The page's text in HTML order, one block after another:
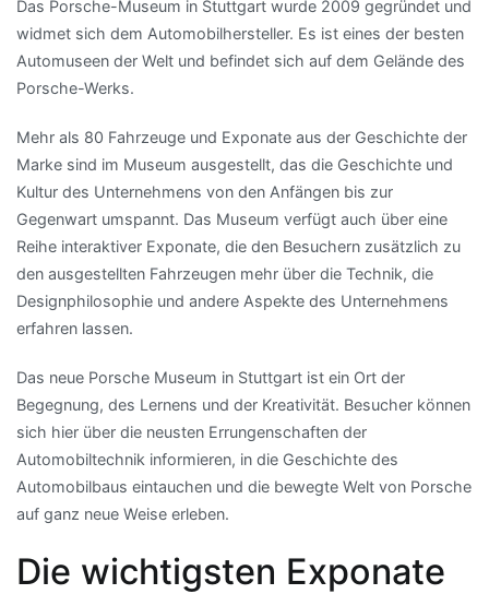
Das Porsche-Museum in Stuttgart wurde 2009 gegründet und
widmet sich dem Automobilhersteller. Es ist eines der besten
Automuseen der Welt und befindet sich auf dem Gelände des
Porsche-Werks.
Mehr als 80 Fahrzeuge und Exponate aus der Geschichte der
Marke sind im Museum ausgestellt, das die Geschichte und
Kultur des Unternehmens von den Anfängen bis zur
Gegenwart umspannt. Das Museum verfügt auch über eine
Reihe interaktiver Exponate, die den Besuchern zusätzlich zu
den ausgestellten Fahrzeugen mehr über die Technik, die
Designphilosophie und andere Aspekte des Unternehmens
erfahren lassen.
Das neue Porsche Museum in Stuttgart ist ein Ort der
Begegnung, des Lernens und der Kreativität. Besucher können
sich hier über die neusten Errungenschaften der
Automobiltechnik informieren, in die Geschichte des
Automobilbaus eintauchen und die bewegte Welt von Porsche
auf ganz neue Weise erleben.
Die wichtigsten Exponate